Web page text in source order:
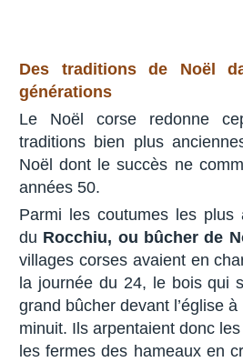
Des traditions de Noël
générations
Le Noël corse redonne
traditions bien plus
Noël dont le succès ne
années 50.
Parmi les coutumes les plus
du Rocchiu, ou bûcher de
villages corses avaient en
la journée du 24, le bois qui
grand bûcher devant l’église
minuit. Ils arpentaient donc
les fermes des hameaux en